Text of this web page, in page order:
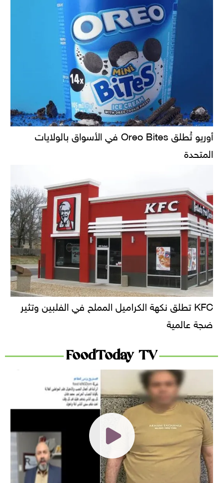
أوريو تُطلق Oreo Bites في الأسواق بالولايات
المتحدة
KFC تطلق نكهة الكراميل المملح في الفلبين وتثير
ضجة عالمية
FoodToday TV